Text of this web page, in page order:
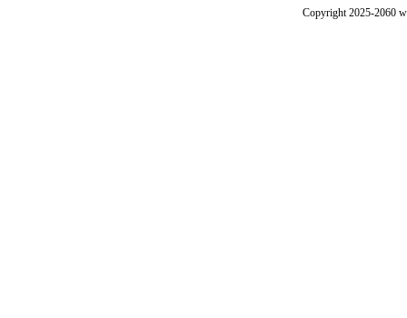
Copyright 2025-2060